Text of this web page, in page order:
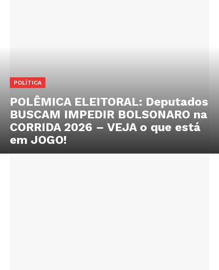
POLÍTICA
POLÊMICA ELEITORAL: Deputados
BUSCAM IMPEDIR BOLSONARO na
CORRIDA 2026 – VEJA o que está
em JOGO!